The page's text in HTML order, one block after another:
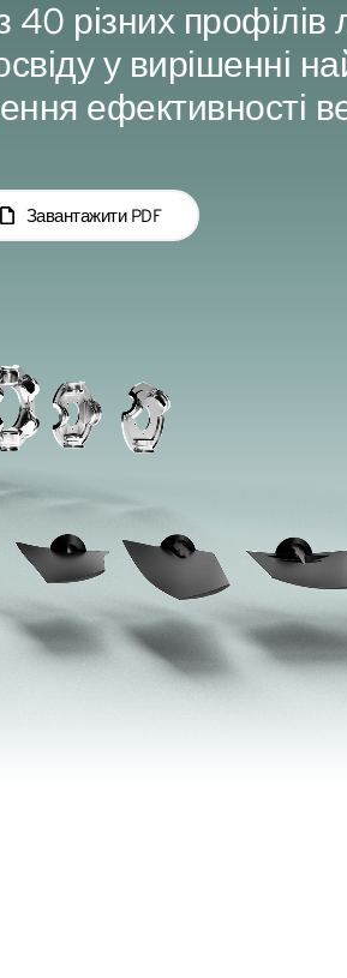
різних профілів
у вирішенні
ефективності
Завантажити PDF